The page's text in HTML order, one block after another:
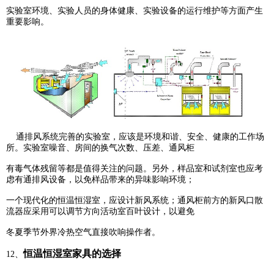
实验室环境、实验人员的身体健康、实验设备的运行维护等方面产生
重要影响。
通排风系统完善的实验室，应该是环境和谐、安全、健康的工作场
所。实验室噪音、房间的换气次数、压差、 通风柜
有毒气体残留等都是值得关注的问题。另外，样品室和试剂室也应考
虑有通排风设备，以免样品带来的异味影响环境；
一个现代化的恒温恒湿室，应设计新风系统；通风柜前方的新风口散
流器应采用可以调节方向活动室百叶设计，以避免
冬夏季节外界冷热空气直接吹响操作者。
12、恒温恒湿室家具的选择